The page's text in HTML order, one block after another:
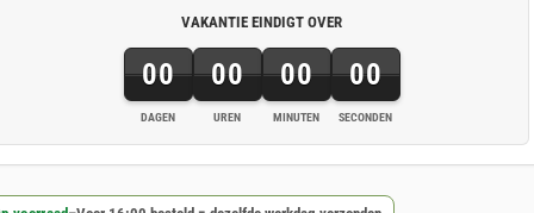
VAKANTIE EINDIGT OVER
00
DAGEN
00
UREN
00
MINUTEN
00
SECONDEN